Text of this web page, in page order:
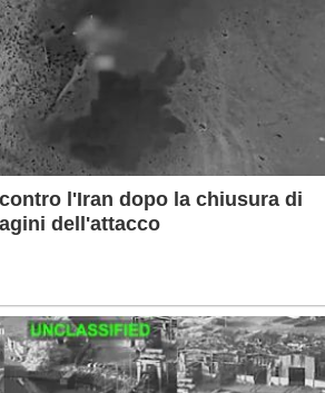
l'Iran dopo la chiusura di
dell'attacco